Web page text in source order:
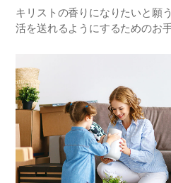
キリストの香りになりたいと願
活を送れるようにするためのお